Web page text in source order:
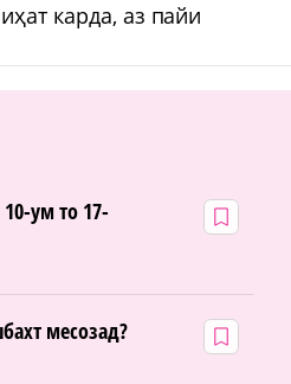
карда, аз пайи
ум то 17-
месозад?